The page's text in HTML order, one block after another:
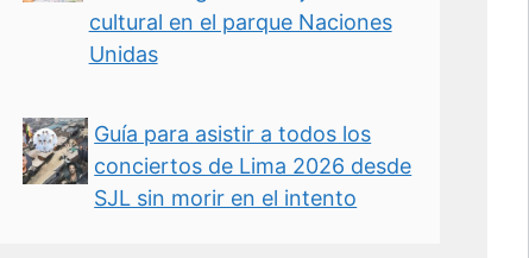
cultural en el parque Naciones
Unidas
Guía para asistir a todos los
conciertos de Lima 2026 desde
SJL sin morir en el intento